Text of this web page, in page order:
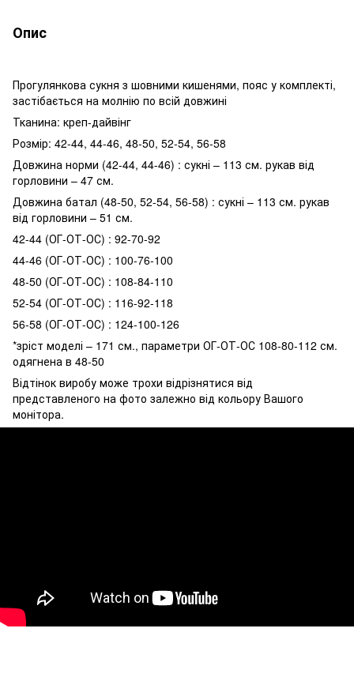
Опис
Прогулянкова сукня з шовними кишенями, пояс у комплекті,
застібається на молнію по всій довжині
Тканина: креп-дайвінг
Розмір: 42-44, 44-46, 48-50, 52-54, 56-58
Довжина норми (42-44, 44-46) : сукні – 113 см. рукав від
горловини – 47 см.
Довжина батал (48-50, 52-54, 56-58) : сукні – 113 см. рукав
від горловини – 51 см.
42-44 (ОГ-ОТ-ОС) : 92-70-92
44-46 (ОГ-ОТ-ОС) : 100-76-100
48-50 (ОГ-ОТ-ОС) : 108-84-110
52-54 (ОГ-ОТ-ОС) : 116-92-118
56-58 (ОГ-ОТ-ОС) : 124-100-126
*зріст моделі – 171 см., параметри ОГ-ОТ-ОС 108-80-112 см.
одягнена в 48-50
Відтінок виробу може трохи відрізнятися від
представленого на фото залежно від кольору Вашого
монітора.